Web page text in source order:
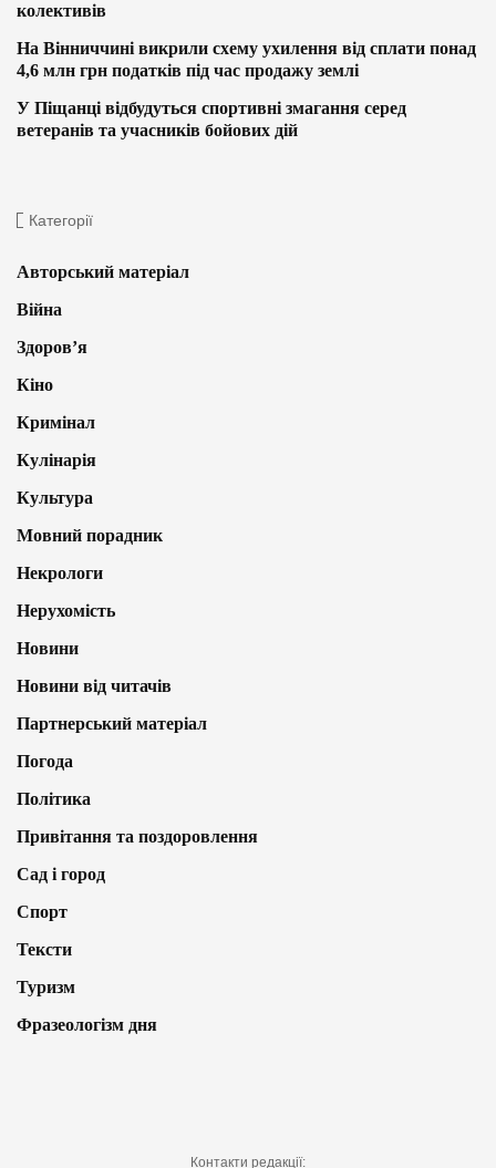
колективів
На Вінниччині викрили схему ухилення від сплати понад
4,6 млн грн податків під час продажу землі
У Піщанці відбудуться спортивні змагання серед
ветеранів та учасників бойових дій
Категорії
Авторський матеріал
Війна
Здоров’я
Кіно
Кримінал
Кулінарія
Культура
Мовний порадник
Некрологи
Нерухомість
Новини
Новини від читачів
Партнерський матеріал
Погода
Політика
Привітання та поздоровлення
Сад і город
Спорт
Тексти
Туризм
Фразеологізм дня
Контакти редакції: